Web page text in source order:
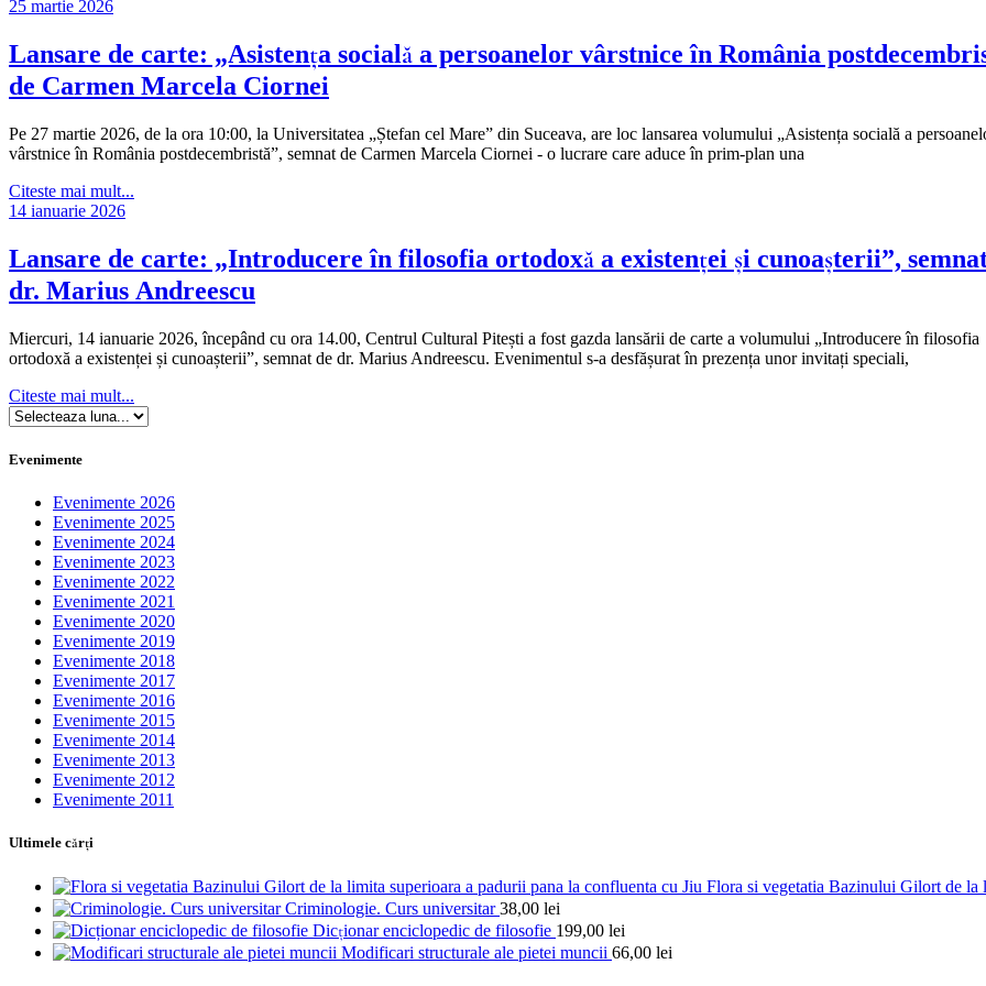
25 martie 2026
Lansare de carte: „Asistența socială a persoanelor vârstnice în România
de Carmen Marcela Ciornei
Pe 27 martie 2026, de la ora 10:00, la Universitatea „Ștefan cel Mare” din Suceava, are loc lansarea volumului „Asistența socială a
vârstnice în România postdecembristă”, semnat de Carmen Marcela Ciornei - o lucrare care aduce în prim-plan una
Citeste mai mult...
14 ianuarie 2026
Lansare de carte: „Introducere în filosofia ortodoxă a existenței și cunoașterii”,
dr. Marius Andreescu
Miercuri, 14 ianuarie 2026, începând cu ora 14.00, Centrul Cultural Pitești a fost gazda lansării de carte a volumului „Introducere în filosofia
ortodoxă a existenței și cunoașterii”, semnat de dr. Marius Andreescu. Evenimentul s-a desfășurat în prezența unor invitați speciali,
Citeste mai mult...
Evenimente
Evenimente 2026
Evenimente 2025
Evenimente 2024
Evenimente 2023
Evenimente 2022
Evenimente 2021
Evenimente 2020
Evenimente 2019
Evenimente 2018
Evenimente 2017
Evenimente 2016
Evenimente 2015
Evenimente 2014
Evenimente 2013
Evenimente 2012
Evenimente 2011
Ultimele cărţi
Flora si vegetatia Bazinului Gilort de la
Criminologie. Curs universitar 38,00 lei
Dicționar enciclopedic de filosofie 199,00 lei
Modificari structurale ale pietei muncii 66,00 lei